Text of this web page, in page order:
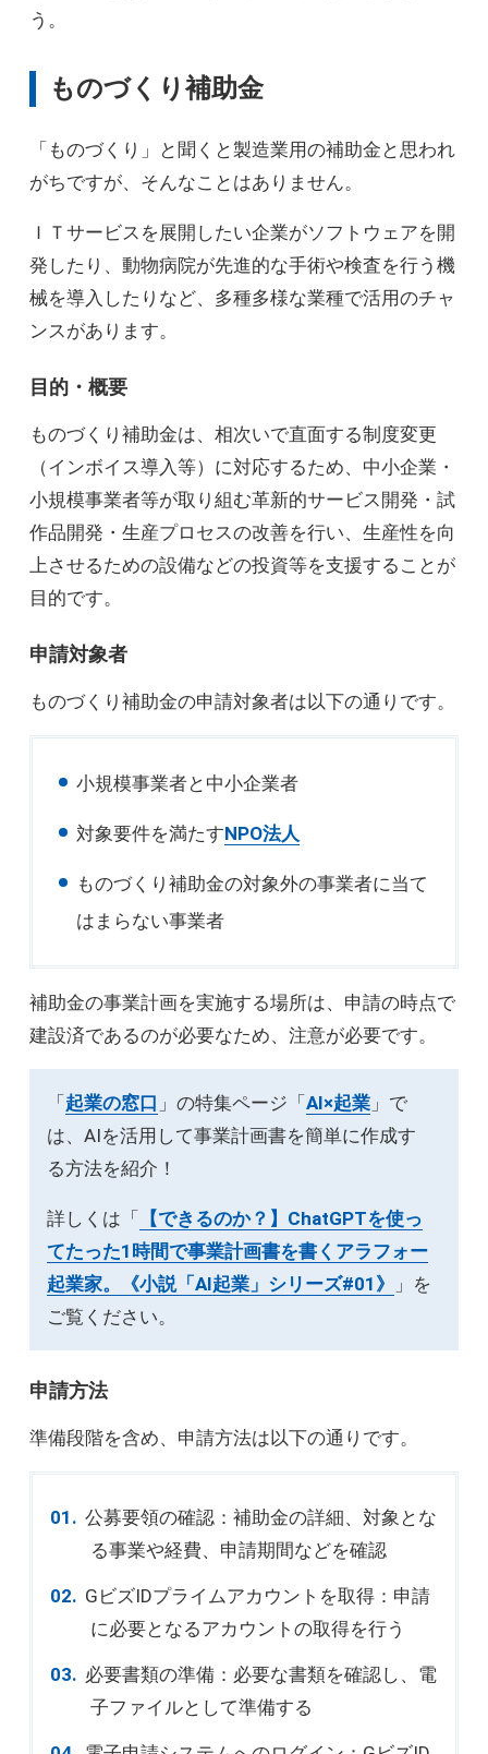
う。
ものづくり補助金
「ものづくり」と聞くと製造業用の補助金と思われ
がちですが、そんなことはありません。
ＩＴサービスを展開したい企業がソフトウェアを開
発したり、動物病院が先進的な手術や検査を行う機
械を導入したりなど、多種多様な業種で活用のチャ
ンスがあります。
目的・概要
ものづくり補助金は、相次いで直面する制度変更
（インボイス導入等）に対応するため、中小企業・
小規模事業者等が取り組む革新的サービス開発・試
作品開発・生産プロセスの改善を行い、生産性を向
上させるための設備などの投資等を支援することが
目的です。
申請対象者
ものづくり補助金の申請対象者は以下の通りです。
小規模事業者と中小企業者
対象要件を満たすNPO法人
ものづくり補助金の対象外の事業者に当て
はまらない事業者
補助金の事業計画を実施する場所は、申請の時点で
建設済であるのが必要なため、注意が必要です。
「 起業の窓口 」の特集ページ「 AI×起業」で
は、AIを活用して事業計画書を簡単に作成す
る方法を紹介！
詳しくは「
【できるのか？】ChatGPTを使っ
てたった1時間で事業計画書を書くアラフォー
起業家。《小説「AI起業」シリーズ#01》
」を
ご覧ください。
申請方法
準備段階を含め、申請方法は以下の通りです。
公募要領の確認：補助金の詳細、対象とな
る事業や経費、申請期間などを確認
GビズIDプライムアカウントを取得：申請
に必要となるアカウントの取得を行う
必要書類の準備：必要な書類を確認し、電
子ファイルとして準備する